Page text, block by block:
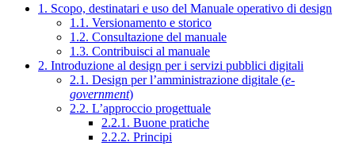
1. Scopo, destinatari e uso del Manuale operativo di design
1.1. Versionamento e storico
1.2. Consultazione del manuale
1.3. Contribuisci al manuale
2. Introduzione al design per i servizi pubblici digitali
2.1. Design per l’amministrazione digitale (e-
government)
2.2. L’approccio progettuale
2.2.1. Buone pratiche
2.2.2. Principi